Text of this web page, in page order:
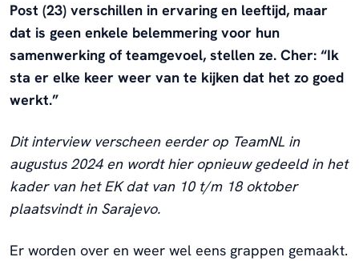
Post (23) verschillen in ervaring en leeftijd, maar
dat is geen enkele belemmering voor hun
samenwerking of teamgevoel, stellen ze. Cher: “Ik
sta er elke keer weer van te kijken dat het zo goed
werkt.”
Dit interview verscheen eerder op TeamNL in
augustus 2024 en wordt hier opnieuw gedeeld in het
kader van het EK dat van 10 t/m 18 oktober
plaatsvindt in Sarajevo.
Er worden over en weer wel eens grappen gemaakt.